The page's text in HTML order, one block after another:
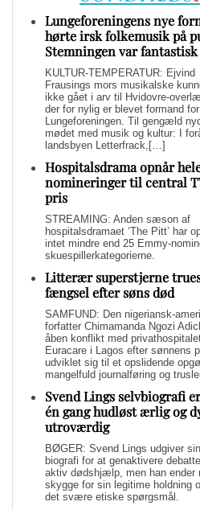
Lungeforeningens nye
hørte irsk folkemusik på
Stemningen var fantastisk
KULTUR-TEMPERATUR: Ejvind
Frausings mors musikalske
ikke gået i arv til Hvidovre-
der for nylig er blevet formand for
Lungeforeningen. Til gengæld
mødet med musik og kultur: I
landsbyen Letterfrack,[…]
Hospitalsdrama opnår
nomineringer til central
pris
STREAMING: Anden sæson af
hospitalsdramaet ‘The Pitt’ har
intet mindre end 25 Emmy-
skuespillerkategorierne.
Litterær superstjerne
fængsel efter søns død
SAMFUND: Den nigeriansk-
forfatter Chimamanda Ngozi
åben konflikt med
Euracare i Lagos efter sønnens
udviklet sig til et opslidende
mangelfuld journalføring og
Svend Lings selvbiografi
én gang hudløst ærlig og
utroværdig
BØGER: Svend Lings udgiver sin
biografi for at genaktivere
aktiv dødshjælp, men han ender
skygge for sin legitime holdning
det svære etiske spørgsmål.